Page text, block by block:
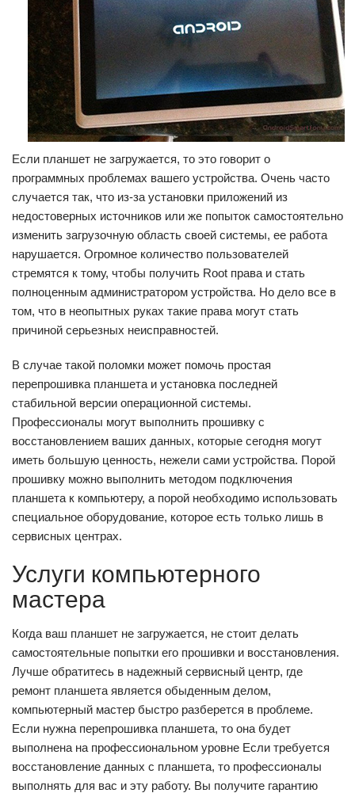
Если планшет не загружается, то это говорит о
программных проблемах вашего устройства. Очень часто
случается так, что из-за установки приложений из
недостоверных источников или же попыток самостоятельно
изменить загрузочную область своей системы, ее работа
нарушается. Огромное количество пользователей
стремятся к тому, чтобы получить Root права и стать
полноценным администратором устройства. Но дело все в
том, что в неопытных руках такие права могут стать
причиной серьезных неисправностей.
В случае такой поломки может помочь простая
перепрошивка планшета и установка последней
стабильной версии операционной системы.
Профессионалы могут выполнить прошивку с
восстановлением ваших данных, которые сегодня могут
иметь большую ценность, нежели сами устройства. Порой
прошивку можно выполнить методом подключения
планшета к компьютеру, а порой необходимо использовать
специальное оборудование, которое есть только лишь в
сервисных центрах.
Услуги компьютерного
мастера
Когда ваш планшет не загружается, не стоит делать
самостоятельные попытки его прошивки и восстановления.
Лучше обратитесь в надежный сервисный центр, где
ремонт планшета является обыденным делом,
компьютерный мастер быстро разберется в проблеме.
Если нужна перепрошивка планшета, то она будет
выполнена на профессиональном уровне Если требуется
восстановление данных с планшета, то профессионалы
выполнять для вас и эту работу. Вы получите гарантию